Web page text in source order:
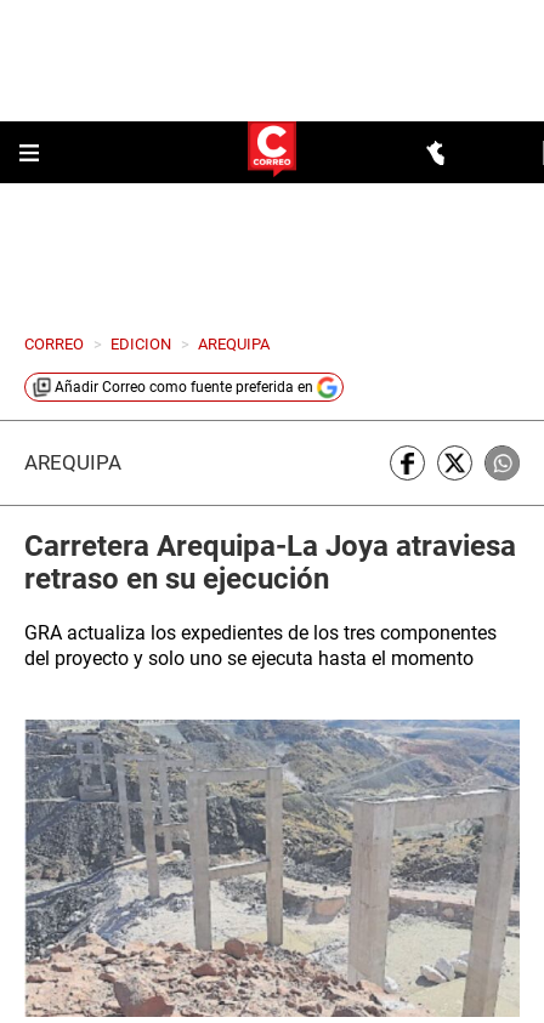
CORREO > EDICION > AREQUIPA
Añadir Correo como fuente preferida en
AREQUIPA
Carretera Arequipa-La Joya atraviesa
retraso en su ejecución
GRA actualiza los expedientes de los tres componentes
del proyecto y solo uno se ejecuta hasta el momento